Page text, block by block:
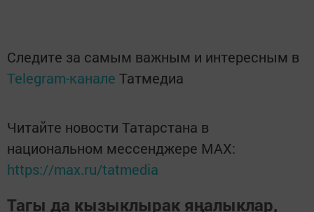
Следите за самым важным и интересным в
Telegram-канале Татмедиа
Читайте новости Татарстана в
национальном мессенджере MАХ:
https://max.ru/tatmedia
Тагы да кызыклырак яңалыклар,